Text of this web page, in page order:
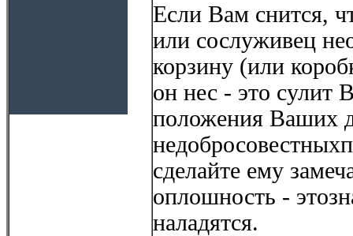
Если Вам снится,
или сослуживец
корзину (или
он нес - это сулит
положения Ваших
сделайте ему
оплошность -
наладятся.